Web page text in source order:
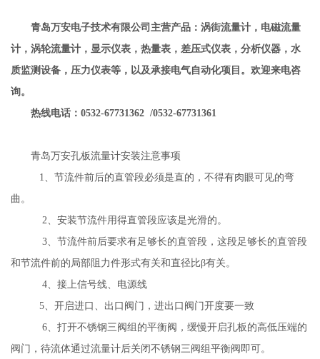
青岛万安电子技术有限公司主营产品：涡街流量计，电磁流量
计，涡轮流量计，显示仪表，热量表，差压式仪表，分析仪器，水
质监测设备，压力仪表等，以及承接电气自动化项目。欢迎来电咨
询。
热线电话：0532-67731362 /0532-67731361
青岛万安孔板流量计安装注意事项
1、节流件前后的直管段必须是直的，不得有肉眼可见的弯
曲。
2、安装节流件用得直管段应该是光滑的。
3、 节流件前后要求有足够长的直管段，这段足够长的直管段
和节流件前的局部阻力件形式有关和直径比β有关。
4、接上信号线、电源线
5、开启进口、出口阀门，进出口阀门开度要一致
6、打开不锈钢三阀组的平衡阀，缓慢开启孔板的高低压端的
阀门，待流体通过流量计后关闭不锈钢三阀组平衡阀即可。